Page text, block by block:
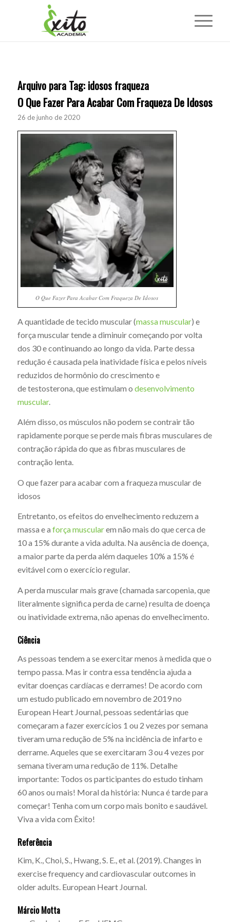
Arquivo para Tag: idosos fraqueza
O Que Fazer Para Acabar Com Fraqueza De Idosos
26 de junho de 2020
O Que Fazer Para Acabar Com Fraqueza De Idosos
A quantidade de tecido muscular (massa muscular) e
força muscular tende a diminuir começando por volta
dos 30 e continuando ao longo da vida. Parte dessa
redução é causada pela inatividade física e pelos níveis
reduzidos de hormônio do crescimento e
detestosterona , que estimulam o desenvolvimento
muscular.
Além disso, os músculos não podem se contrair tão
rapidamente porque se perde mais fibras musculares de
contração rápida do que as fibras musculares de
contração lenta.
O que fazer para acabar com a fraqueza muscular de
idosos
Entretanto, os efeitos do envelhecimento reduzem a
massa e a força muscularem não mais do que cerca de
10 a 15% durante a vida adulta. Na ausência de doença,
a maior parte da perda além daqueles 10% a 15% é
evitável com o exercício regular.
A perda muscular mais grave (chamada sarcopenia, que
literalmente significa perda de carne) resulta de doença
ou inatividade extrema, não apenas do envelhecimento.
Ciência
As pessoas tendem a se exercitar menos à medida que o
tempo passa. Mas ir contra essa tendência ajuda a
evitar doenças cardíacas e derrames! De acordo com
um estudo publicado em novembro de 2019 no
European Heart Journal, pessoas sedentárias que
começaram a fazer exercícios 1 ou 2 vezes por semana
tiveram uma redução de 5% na incidência de infarto e
derrame. Aqueles que se exercitaram 3 ou 4 vezes por
semana tiveram uma redução de 11%. Detalhe
importante: Todos os participantes do estudo tinham
60 anos ou mais! Moral da história: Nunca é tarde para
começar! Tenha com um corpo mais bonito e saudável.
Viva a vida com Êxito!
Referência
Kim, K., Choi, S., Hwang, S. E., et al. (2019). Changes in
exercise frequency and cardiovascular outcomes in
older adults. European Heart Journal.
Márcio Motta